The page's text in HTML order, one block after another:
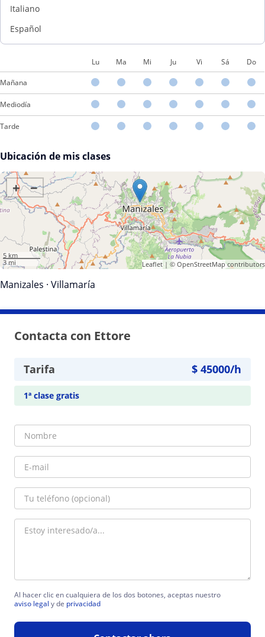
Italiano
Español
Lu Ma Mi Ju Vi Sá Do
Mañana
Mediodía
Tarde
Ubicación de mis clases
+ −
5 km
3 mi
Leaflet| © OpenStreetMapcontributors
Manizales · Villamaría
Contacta con Ettore
Tarifa $ 45000/h
1ª clase gratis
Al hacer clic en cualquiera de los dos botones, aceptas nuestro
aviso legal y de privacidad